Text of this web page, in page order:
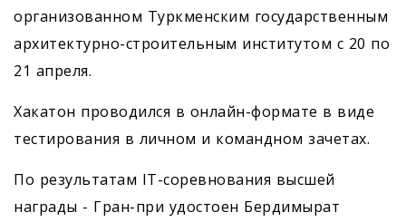
организованном Туркменским государственным
архитектурно-строительным институтом с 20 по
21 апреля.
Хакатон проводился в онлайн-формате в виде
тестирования в личном и командном зачетах.
По результатам IT-соревнования высшей
награды - Гран-при удостоен Бердимырат